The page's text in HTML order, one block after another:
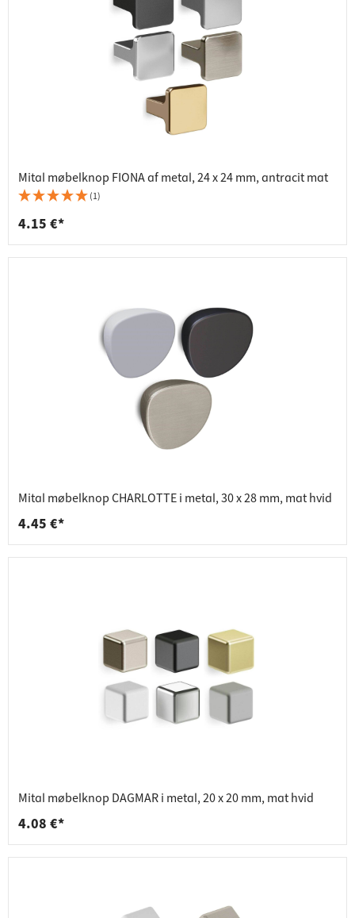
Mital møbelknop FIONA af metal, 24 x 24 mm, antracit mat
(1)
4.15 €*
Mital møbelknop CHARLOTTE i metal, 30 x 28 mm, mat hvid
4.45 €*
Mital møbelknop DAGMAR i metal, 20 x 20 mm, mat hvid
4.08 €*